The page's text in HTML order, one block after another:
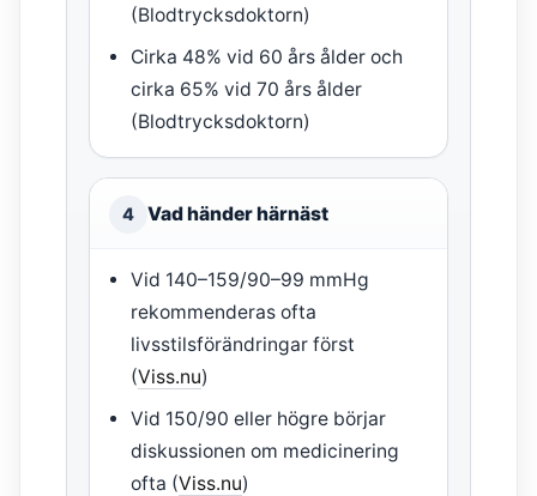
(Blodtrycksdoktorn)
Cirka 48% vid 60 års ålder och
cirka 65% vid 70 års ålder
(Blodtrycksdoktorn)
4 Vad händer härnäst
Vid 140–159/90–99 mmHg
rekommenderas ofta
livsstilsförändringar först
(Viss.nu)
Vid 150/90 eller högre börjar
diskussionen om medicinering
ofta (Viss.nu)